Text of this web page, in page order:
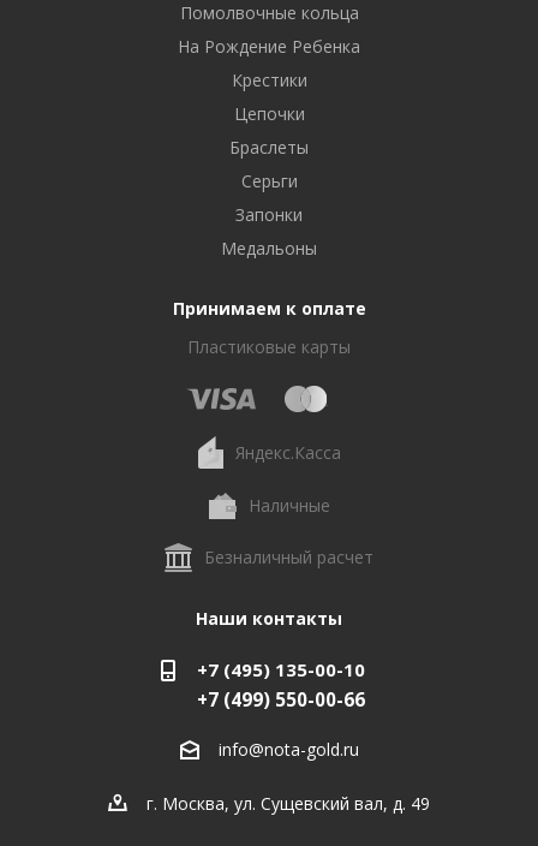
Помолвочные кольца
На Рождение Ребенка
Крестики
Цепочки
Браслеты
Серьги
Запонки
Медальоны
Принимаем к оплате
Пластиковые карты
Яндекс.Касса
Наличные
Безналичный расчет
Наши контакты
+7 (495) 135-00-10
+7 (499) 550-00-66
info@nota-gold.ru
г. Москва, ул. Сущевский вал, д. 49